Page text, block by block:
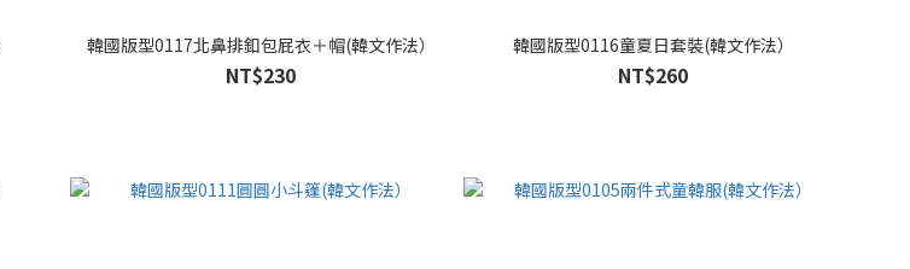
韓國版型0117北鼻排釦包屁衣＋帽(韓文作法）
NT$230
韓國版型0116童夏日套裝(韓文作法）
NT$260